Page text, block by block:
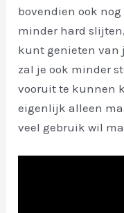
bovendien ook nog
minder hard
kunt genieten van
zal je ook minder
vooruit te kunnen
eigenlijk alleen
veel gebruik wil